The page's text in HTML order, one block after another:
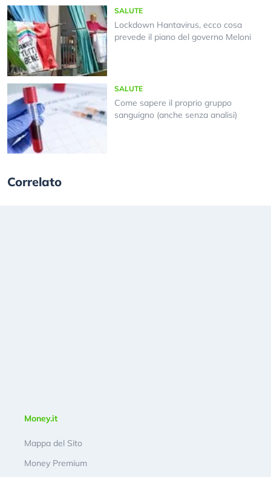
SALUTE
Lockdown Hantavirus, ecco cosa
prevede il piano del governo Meloni
SALUTE
Come sapere il proprio gruppo
sanguigno (anche senza analisi)
Correlato
Money.it
Mappa del Sito
Money Premium